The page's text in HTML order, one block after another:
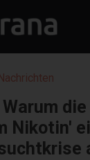
Nikotin'